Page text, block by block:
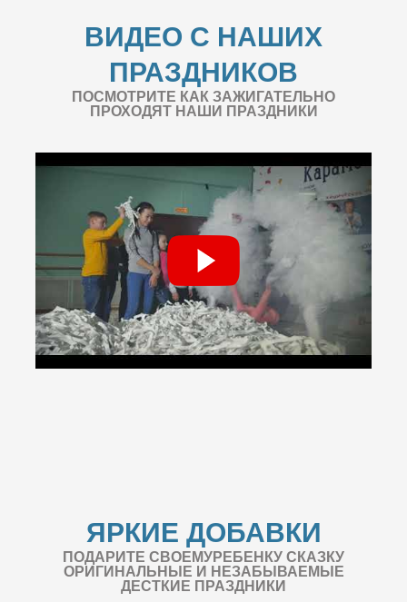
ВИДЕО С НАШИХ
ПРАЗДНИКОВ
ПОСМОТРИТЕ КАК ЗАЖИГАТЕЛЬНО
ПРОХОДЯТ НАШИ ПРАЗДНИКИ
ЯРКИЕ ДОБАВКИ
ПОДАРИТЕ СВОЕМУРЕБЕНКУ СКАЗКУ
ОРИГИНАЛЬНЫЕ И НЕЗАБЫВАЕМЫЕ
ДЕСТКИЕ ПРАЗДНИКИ